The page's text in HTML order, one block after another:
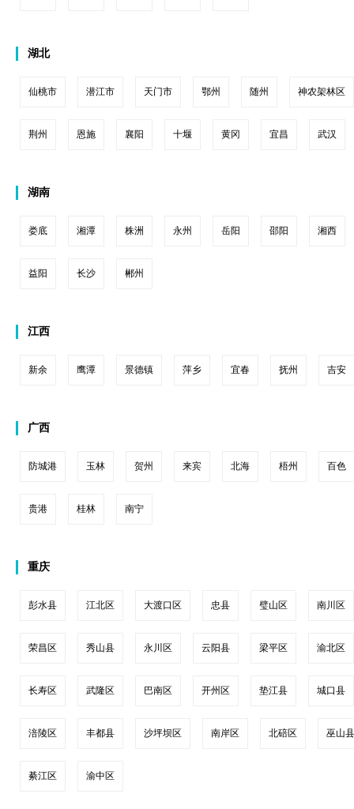
湖北
仙桃市 潜江市 天门市 鄂州 随州 神农架林区
荆州 恩施 襄阳 十堰 黄冈 宜昌 武汉
湖南
娄底 湘潭 株洲 永州 岳阳 邵阳 湘西
益阳 长沙 郴州
江西
新余 鹰潭 景德镇 萍乡 宜春 抚州 吉安
广西
防城港 玉林 贺州 来宾 北海 梧州 百色
贵港 桂林 南宁
重庆
彭水县 江北区 大渡口区 忠县 璧山区 南川区
荣昌区 秀山县 永川区 云阳县 梁平区 渝北区
长寿区 武隆区 巴南区 开州区 垫江县 城口县
涪陵区 丰都县 沙坪坝区 南岸区 北碚区 巫山县
綦江区 渝中区